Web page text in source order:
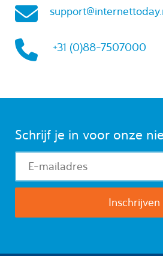
+31 (0)88-7507000
Schrijf je in voor onze